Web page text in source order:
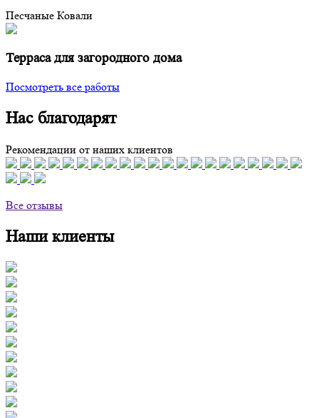
Песчаные Ковали
Терраса для загородного дома
Посмотреть все работы
Нас благодарят
Рекомендации от наших клиентов
Все отзывы
Наши клиенты